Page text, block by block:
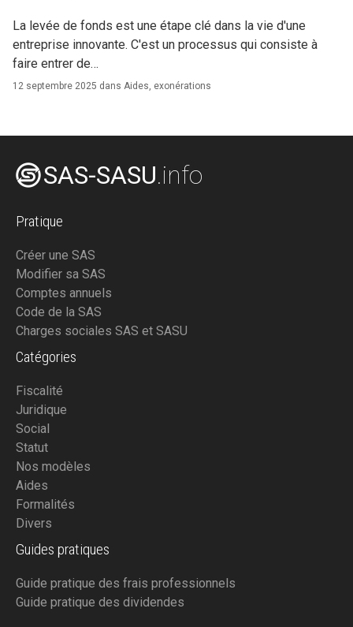
La levée de fonds est une étape clé dans la vie d'une
entreprise innovante. C'est un processus qui consiste à
faire entrer de…
12 septembre 2025 dans Aides, exonérations
SAS-SASU.info
Pratique
Créer une SAS
Modifier sa SAS
Comptes annuels
Code de la SAS
Charges sociales SAS et SASU
Catégories
Fiscalité
Juridique
Social
Statut
Nos modèles
Aides
Formalités
Divers
Guides pratiques
Guide pratique des frais professionnels
Guide pratique des dividendes